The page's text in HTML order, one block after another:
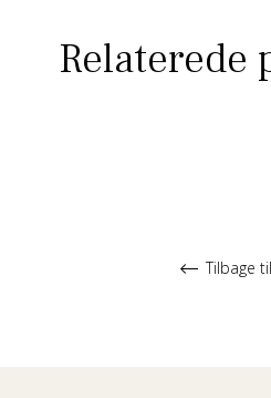
Relaterede
Tilbage